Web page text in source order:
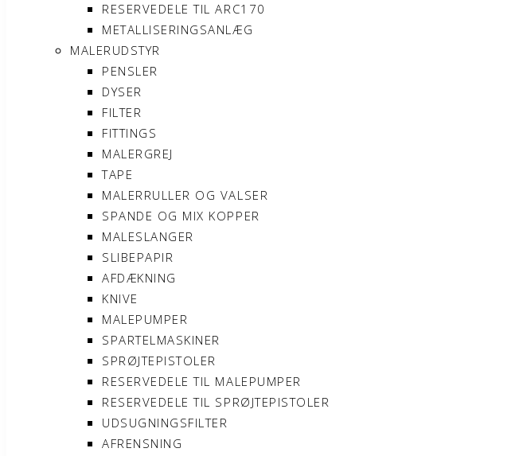
RESERVEDELE TIL ARC170
METALLISERINGSANLÆG
MALERUDSTYR
PENSLER
DYSER
FILTER
FITTINGS
MALERGREJ
TAPE
MALERRULLER OG VALSER
SPANDE OG MIX KOPPER
MALESLANGER
SLIBEPAPIR
AFDÆKNING
KNIVE
MALEPUMPER
SPARTELMASKINER
SPRØJTEPISTOLER
RESERVEDELE TIL MALEPUMPER
RESERVEDELE TIL SPRØJTEPISTOLER
UDSUGNINGSFILTER
AFRENSNING